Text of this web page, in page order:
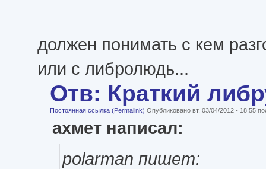
должен понимать с кем
или с либролюдь...
Отв: Краткий
Постоянная ссылка (Permalink) Опубликовано вт, 03/04/2012 - 18:55
ахмет написал:
polarman пишет: